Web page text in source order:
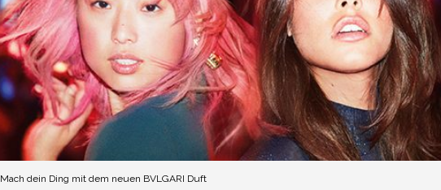
Mach dein Ding mit dem neuen BVLGARI Duft